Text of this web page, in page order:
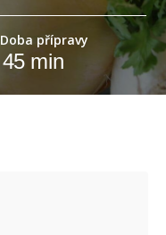
Doba přípravy
45min